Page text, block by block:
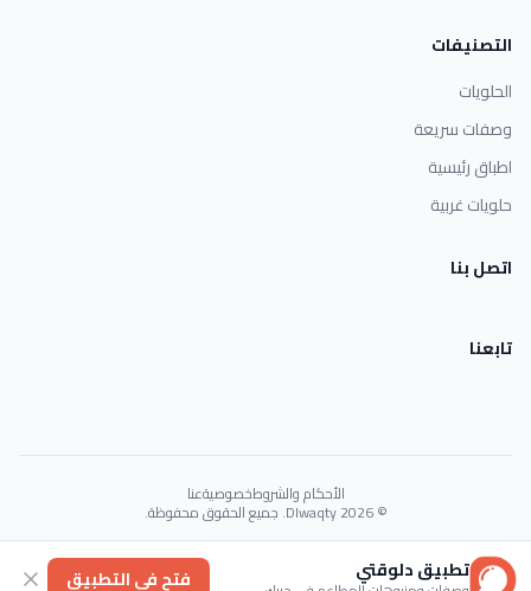
التصنيفات
الحلويات
وصفات سريعة
اطباق رئيسية
حلويات غربية
اتصل بنا
تابعنا
الأحكام والشروطخصوصيةعنا
© 2026 Dlwaqty. جميع الحقوق محفوظة.
Powered byGAIT
تطبيق دلوقتي فتح في التطبيق